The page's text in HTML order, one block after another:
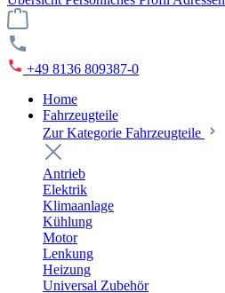
+49 8136 809387-0
Home
Fahrzeugteile
Zur Kategorie Fahrzeugteile
Antrieb
Elektrik
Klimaanlage
Kühlung
Motor
Lenkung
Heizung
Universal Zubehör